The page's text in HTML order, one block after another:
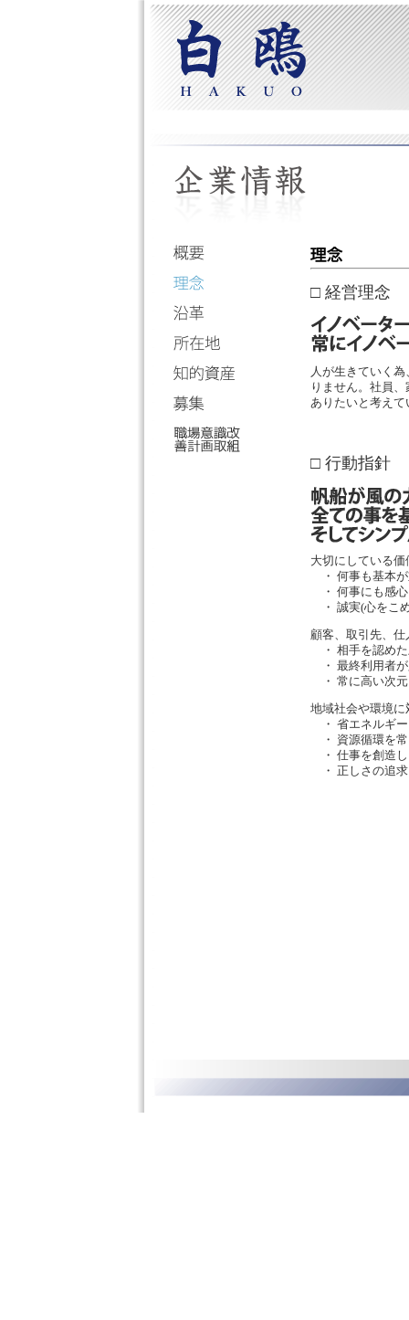
□ 経営理念
人が生きていく
りません。社員
ありたいと考えて
□ 行動指針
大切にしている価
・ 何事も基本が
・ 何事にも感心
・ 誠実(心をこ
顧客、取引先、
・ 相手を認めた
・ 最終利用者が
・ 常に高い次元
地域社会や環境
・ 省エネル
・ 資源循環を
・ 仕事を創造
・ 正しさの追求